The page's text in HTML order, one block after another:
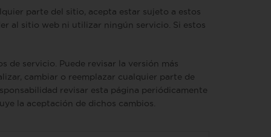
parte del sitio, acepta estar sujeto a estos
al sitio web ni utilizar ningún servicio. Si estos
de servicio. Puede revisar la versión más
cambiar o reemplazar cualquier parte de
revisar esta página periódicamente
la aceptación de dichos cambios.